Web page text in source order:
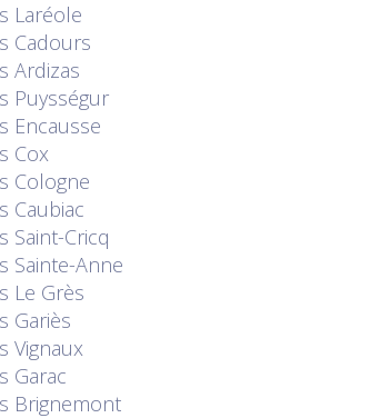
Laréole
Cadours
Ardizas
Puysségur
Encausse
Cox
Cologne
Caubiac
Saint-Cricq
Sainte-Anne
Le Grès
Gariès
Vignaux
Garac
Brignemont